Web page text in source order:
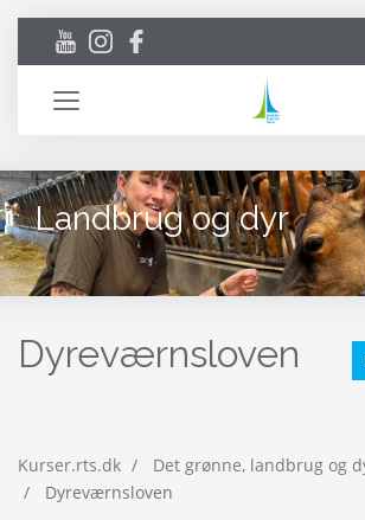
Toggle
Landbrug og dyr
Dyreværnsloven
Kurser.rts.dk
Det grønne, landbrug og
Dyreværnsloven